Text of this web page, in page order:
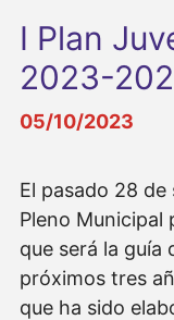
I Plan
2023-
05/10/2023
El pasado 28
Pleno Municipal
que será la guía
próximos tres
que ha sido